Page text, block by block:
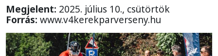
Megjelent: 2025. július 10., csütörtök
Forrás: www.v4kerekparverseny.hu